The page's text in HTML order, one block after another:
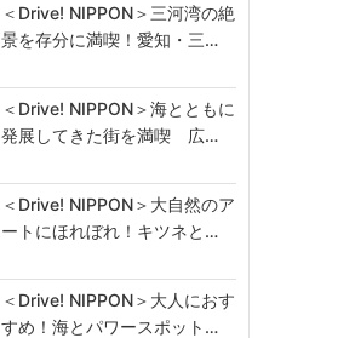
＜Drive! NIPPON＞三河湾の絶
景を存分に満喫！愛知・三…
＜Drive! NIPPON＞海とともに
発展してきた街を満喫 広…
＜Drive! NIPPON＞大自然のア
ートにほれぼれ！キツネと…
＜Drive! NIPPON＞大人におす
すめ！海とパワースポット…